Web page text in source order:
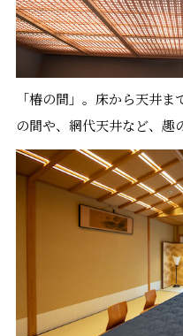
「椿の間」。床から天井
の間や、網代天井など、趣